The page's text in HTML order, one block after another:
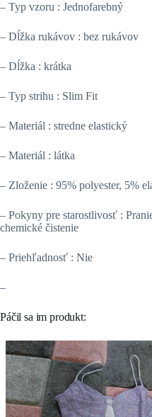
– Typ vzoru : Jednofarebný
– Dĺžka rukávov : bez rukávov
– Dĺžka : krátka
– Typ strihu : Slim Fit
– Materiál : stredne elastický
– Materiál : látka
– Zloženie : 95% polyester, 5%
– Pokyny pre starostlivosť :
chemické čistenie
– Priehľadnosť : Nie
–
Páčil sa im produkt: